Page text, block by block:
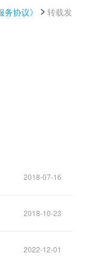
务协议》
转载发
2018-07-16
2018-10-23
2022-12-01